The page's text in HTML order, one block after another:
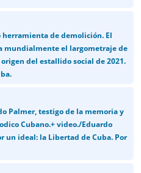
herramienta de demolición. El
mundialmente el largometraje de
del estallido social de 2021.
Palmer, testigo de la memoria y
Cubano.+ video./Eduardo
un ideal: la Libertad de Cuba. Por